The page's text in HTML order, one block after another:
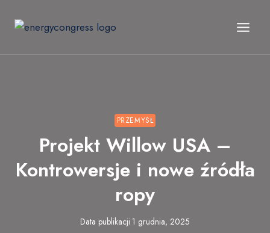
PRZEMYSŁ
Projekt Willow USA –
Kontrowersje i nowe źródła
ropy
Data publikacji 1 grudnia, 2025